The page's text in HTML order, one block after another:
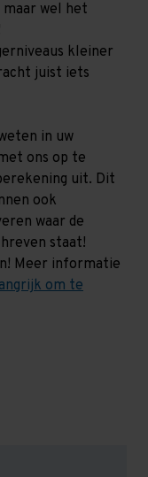
wel het
kleiner
juist iets
in uw
ons op te
uit. Dit
ook
waar de
staat!
Meer informatie
om te